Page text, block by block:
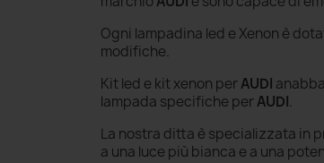
Ogni lampadina led e Xenon è
modifiche.
Kit led e kit xenon perAUDI
lampada specifiche perAUDI.
La nostra ditta è specializzata in
a una luce più bianca e a una